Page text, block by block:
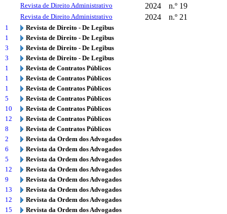
Revista de Direito Administrativo 2024 n.º 19
Revista de Direito Administrativo 2024 n.º 21
1
Revista de Direito - De Legibus
1
Revista de Direito - De Legibus
3
Revista de Direito - De Legibus
3
Revista de Direito - De Legibus
1
Revista de Contratos Públicos
1
Revista de Contratos Públicos
1
Revista de Contratos Públicos
5
Revista de Contratos Públicos
10
Revista de Contratos Públicos
12
Revista de Contratos Públicos
8
Revista de Contratos Públicos
2
Revista da Ordem dos Advogados
6
Revista da Ordem dos Advogados
5
Revista da Ordem dos Advogados
12
Revista da Ordem dos Advogados
9
Revista da Ordem dos Advogados
13
Revista da Ordem dos Advogados
12
Revista da Ordem dos Advogados
15
Revista da Ordem dos Advogados